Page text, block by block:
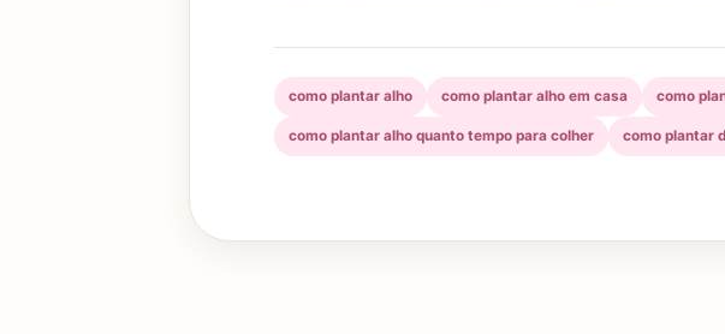
como plantar alho como plantar alho em casa como
como plantar alho quanto tempo para colher como plantar